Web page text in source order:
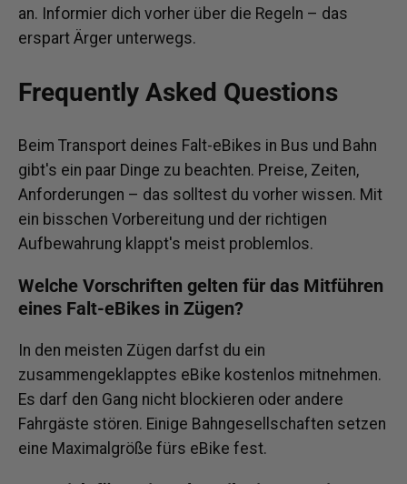
an. Informier dich vorher über die Regeln – das
erspart Ärger unterwegs.
Frequently Asked Questions
Beim Transport deines Falt-eBikes in Bus und Bahn
gibt's ein paar Dinge zu beachten. Preise, Zeiten,
Anforderungen – das solltest du vorher wissen. Mit
ein bisschen Vorbereitung und der richtigen
Aufbewahrung klappt's meist problemlos.
Welche Vorschriften gelten für das Mitführen
eines Falt-eBikes in Zügen?
In den meisten Zügen darfst du ein
zusammengeklapptes eBike kostenlos mitnehmen.
Es darf den Gang nicht blockieren oder andere
Fahrgäste stören. Einige Bahngesellschaften setzen
eine Maximalgröße fürs eBike fest.